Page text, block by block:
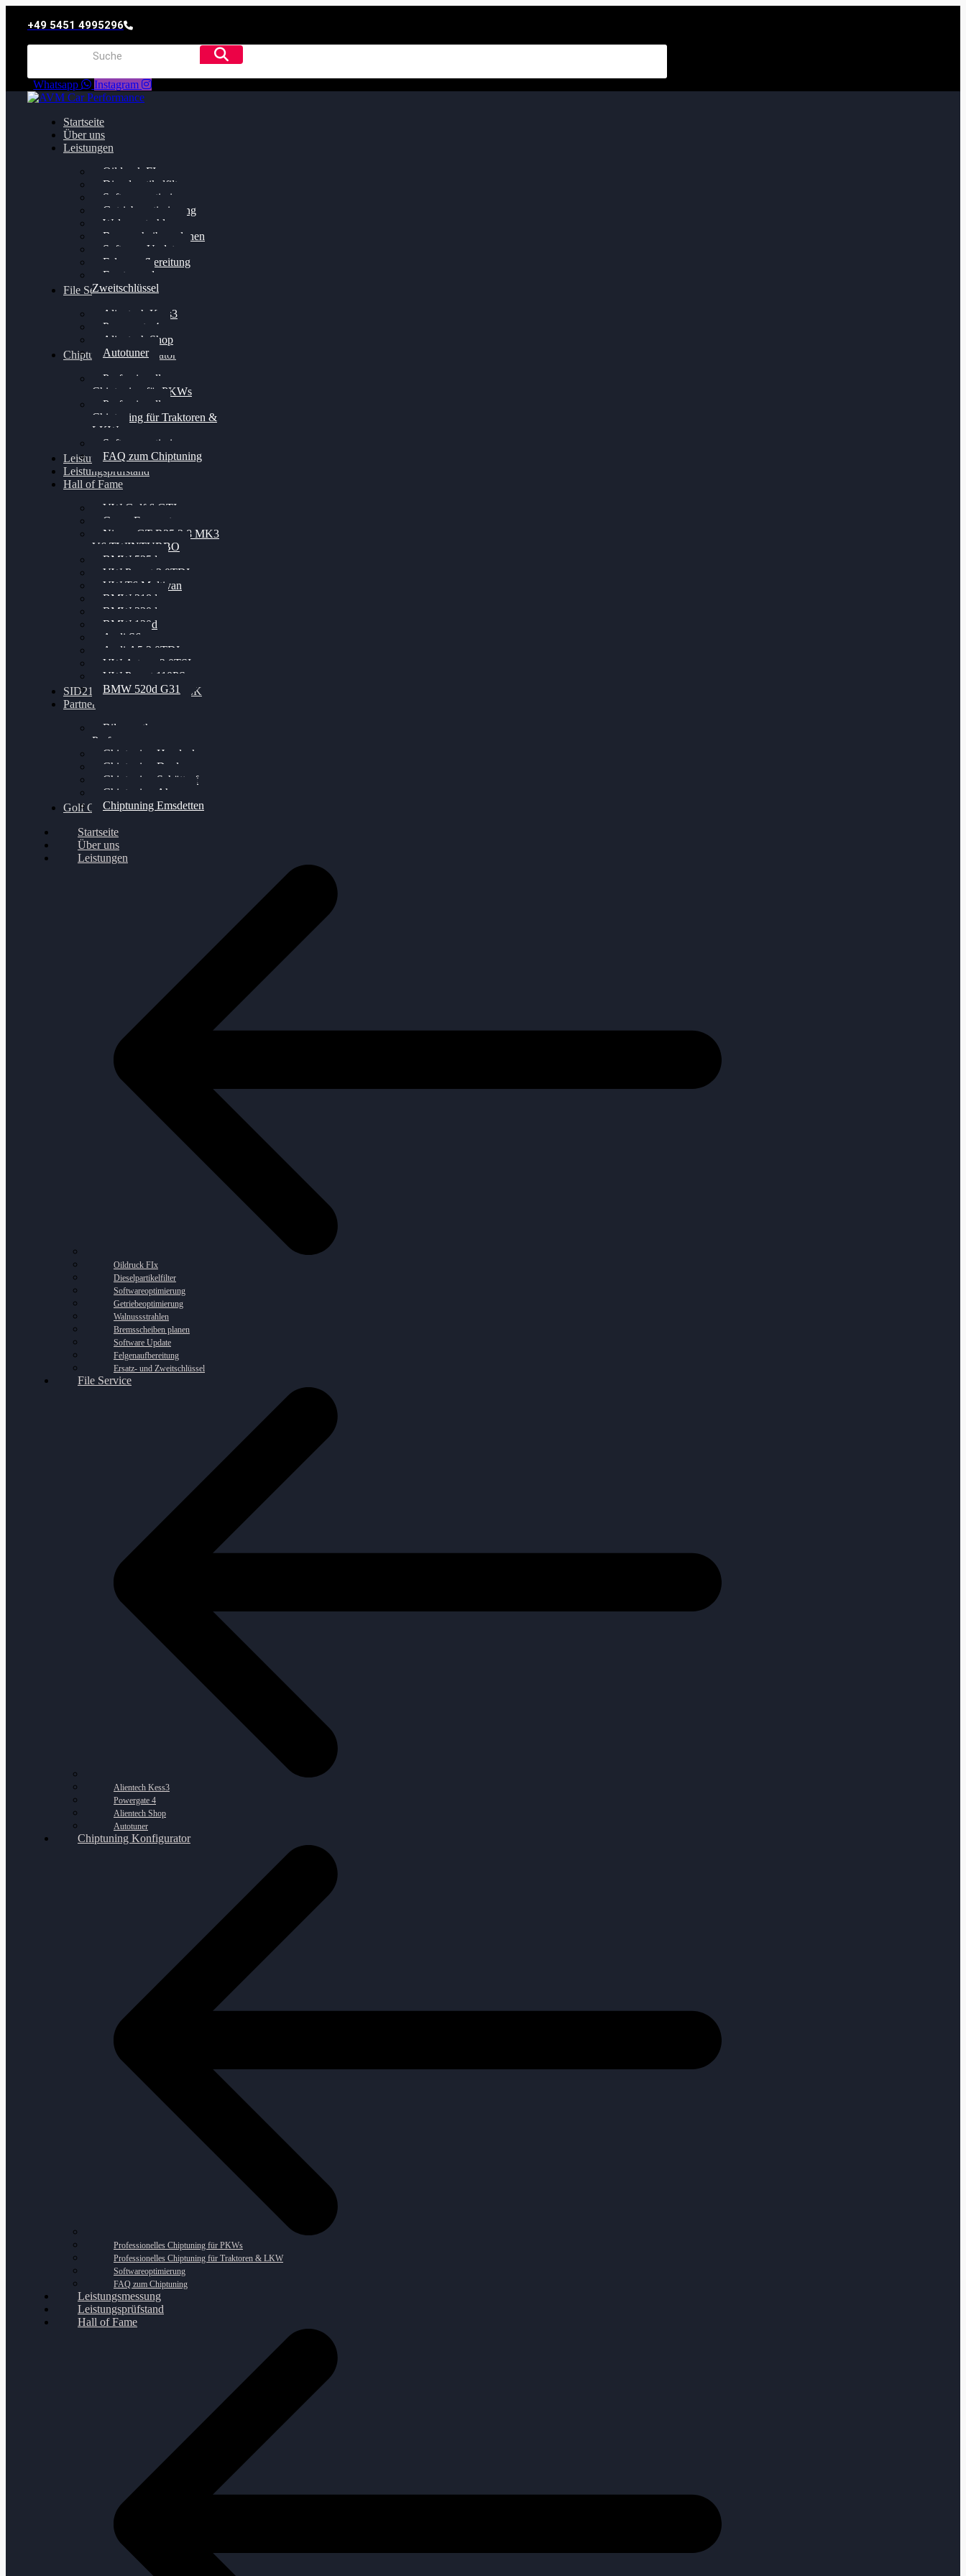
+49 5451 4995296
Whatsapp Instagram
Startseite
Über uns
Leistungen
Oildruck FIx
Dieselpartikelfilter
Softwareoptimierung
Getriebeoptimierung
Walnussstrahlen
Bremsscheiben planen
Software Update
Felgenaufbereitung
Ersatz- und
Zweitschlüssel
File Service
Alientech Kess3
Powergate 4
Alientech Shop
Autotuner
Chiptuning Konfigurator
Professionelles
Chiptuning für PKWs
Professionelles
Chiptuning für Traktoren &
LKW
Softwareoptimierung
FAQ zum Chiptuning
Leistungsmessung
Leistungsprüfstand
Hall of Fame
VW Golf 6 GTI
Cupra Formentor
Nissan GT-R35 3.8 MK3
V6 TWINTURBO
BMW 525d
VW Passat 2.0TDI
VW T6 Multivan
BMW 318d
BMW 320d
BMW 120d
Audi S6
Audi A5 3.0TDI
VW Arteon 2.0TSI
VW Passat 110PS
BMW 520d G31
SID212 / 212EVO UNLOCK
Partner
Bilgenroth
Performance
Chiptuning Herzlacke
Chiptuning Duelmen
Chiptuning Schüttorf
Chiptuning Ahaus
Chiptuning Emsdetten
Golf Gewinnspiel
Startseite
Über uns
Leistungen
Oildruck FIx
Dieselpartikelfilter
Softwareoptimierung
Getriebeoptimierung
Walnussstrahlen
Bremsscheiben planen
Software Update
Felgenaufbereitung
Ersatz- und Zweitschlüssel
File Service
Alientech Kess3
Powergate 4
Alientech Shop
Autotuner
Chiptuning Konfigurator
Professionelles Chiptuning für PKWs
Professionelles Chiptuning für Traktoren & LKW
Softwareoptimierung
FAQ zum Chiptuning
Leistungsmessung
Leistungsprüfstand
Hall of Fame